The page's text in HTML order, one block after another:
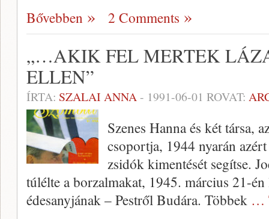
Bővebben 2 Comments
„…AKIK FEL MERTEK
ELLEN”
ÍRTA: SZALAI ANNA- 1991-06-01 ROVAT:
Szenes Hanna és két társa,
csoportja, 1944 nyarán
zsidók kimentését segítse.
túlélte a borzalmakat, 1945. március 21-
édesanyjának – Pestről Budára. Többek …